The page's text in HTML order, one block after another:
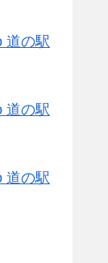
道の駅
道の駅
道の駅